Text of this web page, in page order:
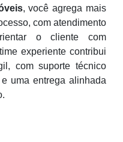
, você agrega mais
com atendimento
o cliente com
experiente contribui
com suporte técnico
uma entrega alinhada